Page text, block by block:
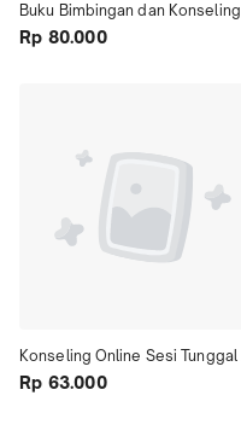
Buku Bimbingan dan Konseling
Islami
Rp 80.000
Konseling Online Sesi Tunggal
Rp 63.000